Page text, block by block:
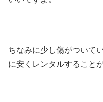
ちなみに少し傷がついて
に安くレンタルすること